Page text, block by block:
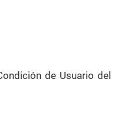
de Usuario del